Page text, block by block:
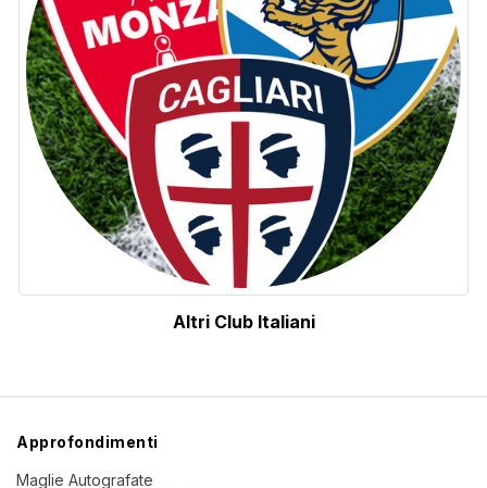
Altri Club Italiani
Approfondimenti
Maglie Autografate